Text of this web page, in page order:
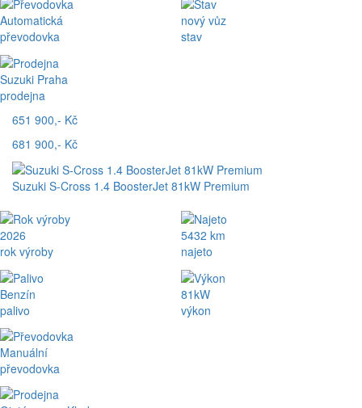
Automatická
převodovka
Suzuki Praha
prodejna
nový vůz
stav
651 900,- Kč
681 900,- Kč
Suzuki S-Cross 1.4 BoosterJet 81kW Premium
2026
rok výroby
Benzín
palivo
Manuální
převodovka
5432 km
najeto
81kW
výkon